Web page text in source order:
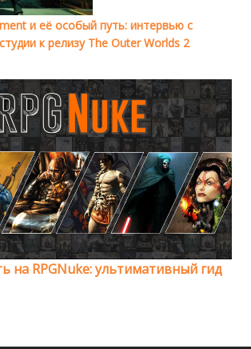
и её особый путь: интервью с
к релизу The Outer Worlds 2
на RPGNuke: ультимативный гид